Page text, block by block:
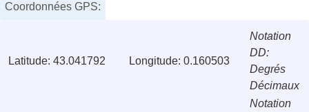
Coordonnées GPS:
Latitude: 43.041792 Longitude: 0.160503
Notation
DD:
Degrés
Décimaux
Notation